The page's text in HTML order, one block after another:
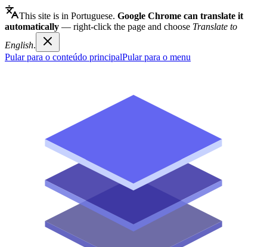
This site is in Portuguese. Google Chrome can translate it
automatically — right-click the page and choose Translate to
English.
Pular para o conteúdo principalPular para o menu